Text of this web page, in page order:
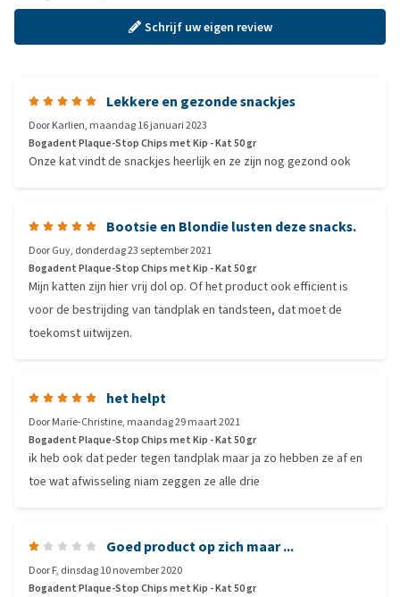
Schrijf uw eigen review
Lekkere en gezonde snackjes
DoorKarlien, maandag 16 januari 2023
Bogadent Plaque-Stop Chips met Kip - Kat 50 gr
Onze kat vindt de snackjes heerlijk en ze zijn nog gezond ook
Bootsie en Blondie lusten deze snacks.
DoorGuy, donderdag 23 september 2021
Bogadent Plaque-Stop Chips met Kip - Kat 50 gr
Mijn katten zijn hier vrij dol op. Of het product ook efficient is
voor de bestrijding van tandplak en tandsteen, dat moet de
toekomst uitwijzen.
het helpt
DoorMarie-Christine, maandag 29 maart 2021
Bogadent Plaque-Stop Chips met Kip - Kat 50 gr
ik heb ook dat peder tegen tandplak maar ja zo hebben ze af en
toe wat afwisseling niam zeggen ze alle drie
Goed product op zich maar ...
DoorF, dinsdag 10 november 2020
Bogadent Plaque-Stop Chips met Kip - Kat 50 gr